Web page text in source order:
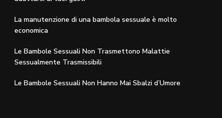
La manutenzione di una bambola sessuale è molto
economica
Le Bambole Sessuali Non Trasmettono Malattie
Sessualmente Trasmissibili
Le Bambole Sessuali Non Hanno Mai Sbalzi d’Umore